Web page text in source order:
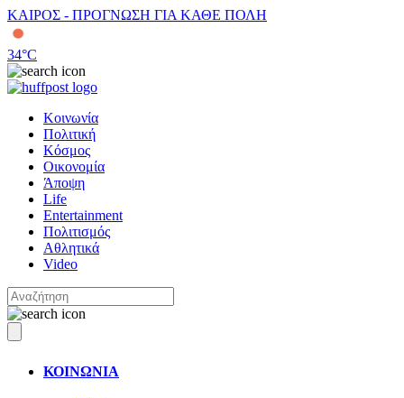
ΚΑΙΡΟΣ - ΠΡΟΓΝΩΣΗ ΓΙΑ ΚΑΘΕ ΠΟΛΗ
34°C
Κοινωνία
Πολιτική
Κόσμος
Οικονομία
Άποψη
Life
Entertainment
Πολιτισμός
Αθλητικά
Video
ΚΟΙΝΩΝΙΑ